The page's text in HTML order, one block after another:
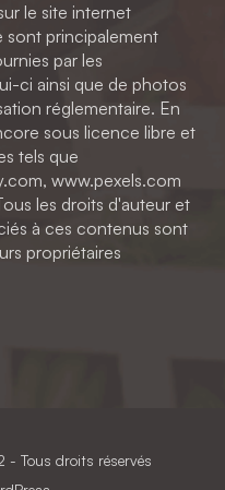
le site internet
principalement
par les
ci ainsi que de photos
réglementaire. En
sous licence libre et
tels que
www.pexels.com
les droits d'auteur et
à ces contenus sont
propriétaires
- Tous droits réservés